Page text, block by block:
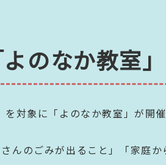
のなか教室」
対象に「よのなか教室」が開催
んのごみが出ること」「家庭